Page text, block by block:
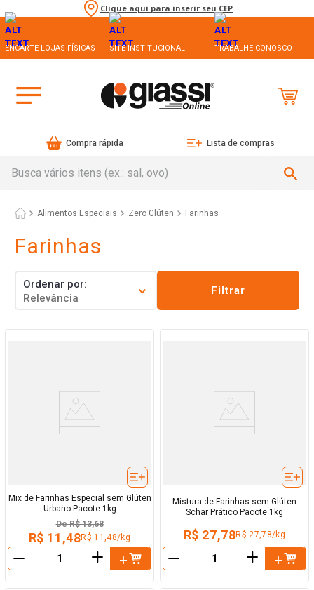
Clique aqui para inserir seu CEP
ENCARTE LOJAS FÍSICAS SITE INSTITUCIONAL TRABALHE CONOSCO
Compra rápida Lista de compras
Alimentos Especiais Zero Glúten Farinhas
Farinhas
Ordenar por
Relevância
Filtrar
Mix de Farinhas Especial sem Glúten
Urbano Pacote 1kg
De R$ 13,68
R$ 11,48R$ 11,48/kg
＋
Mistura de Farinhas sem Glúten
Schär Prático Pacote 1kg
R$ 27,78R$ 27,78/kg
＋